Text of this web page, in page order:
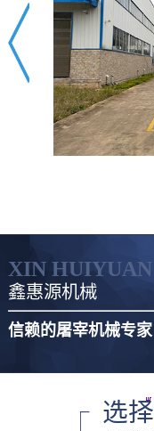
XIN HUIYUAN
鑫惠源机械
信赖的屠宰机械专家
选择